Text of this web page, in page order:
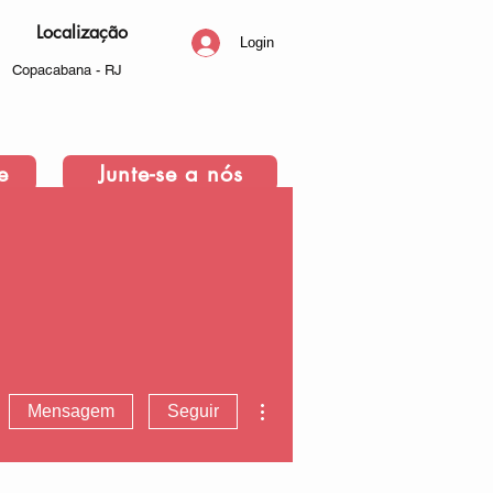
Localização
Copacabana - RJ
Login
Junte-se a nós
Mensagem Seguir